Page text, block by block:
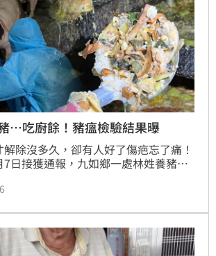
…吃廚餘！豬瘟檢驗結果曝
除沒多久，卻有人好了傷疤忘了痛！
7日接獲通報，九如鄉一處林姓養豬
令人擔心的是，業者也從事廚餘清運
動採集廚餘及2次豬隻血液檢體送
檢驗結果為陰性，仍認定違規情節重